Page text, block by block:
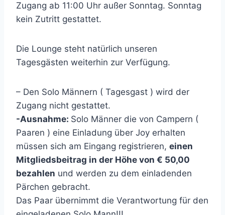
Zugang ab 11:00 Uhr außer Sonntag. Sonntag
kein Zutritt gestattet.
Die Lounge steht natürlich unseren
Tagesgästen weiterhin zur Verfügung.
– Den Solo Männern ( Tagesgast ) wird der
Zugang nicht gestattet.
-Ausnahme: Solo Männer die von Campern (
Paaren ) eine Einladung über Joy erhalten
müssen sich am Eingang registrieren, einen
Mitgliedsbeitrag in der Höhe von € 50,00
bezahlen und werden zu dem einladenden
Pärchen gebracht.
Das Paar übernimmt die Verantwortung für den